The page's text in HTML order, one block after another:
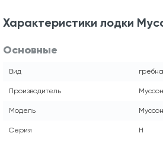
Характеристики лодки
Основные
Вид
Производитель Муссон
Модель Муссон
Серия H